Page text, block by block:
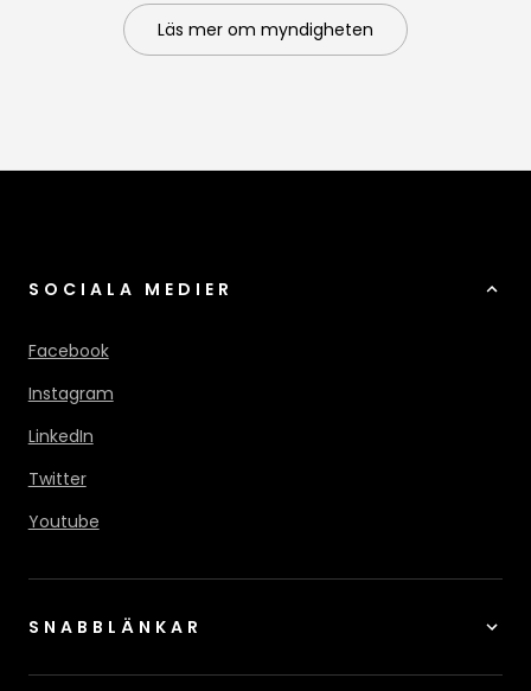
Läs mer om myndigheten
SOCIALA MEDIER
Facebook
Instagram
LinkedIn
Twitter
Youtube
SNABBLÄNKAR